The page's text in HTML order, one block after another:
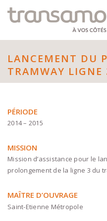
LANCEMENT DU
TRAMWAY LIGNE
PÉRIODE
2014 – 2015
MISSION
Mission d’assistance pour le
prolongement de la ligne 3 du
MAÎTRE D’OUVRAGE
Saint-Etienne Métropole
Panneau de gestion des cookies